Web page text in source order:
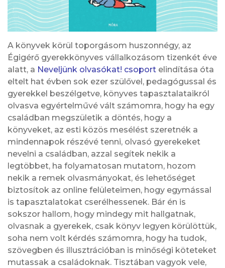
A könyvek körül toporgásom huszonnégy, az
Égigérő gyerekkönyves vállalkozásom tizenkét éve
alatt, a Neveljünk olvasókat! csoport elindítása óta
eltelt hat évben sok ezer szülővel, pedagógussal és
gyerekkel beszélgetve, könyves tapasztalataikról
olvasva egyértelművé vált számomra, hogy ha egy
családban megszületik a döntés, hogy a
könyveket, az esti közös mesélést szeretnék a
mindennapok részévé tenni, olvasó gyerekeket
nevelni a családban, azzal segítek nekik a
legtöbbet, ha folyamatosan mutatom, hozom
nekik a remek olvasmányokat, és lehetőséget
biztosítok az online felületeimen, hogy egymással
is tapasztalatokat cserélhessenek. Bár én is
sokszor hallom, hogy mindegy mit hallgatnak,
olvasnak a gyerekek, csak könyv legyen körülöttük,
soha nem volt kérdés számomra, hogy ha tudok,
szövegben és illusztrációban is minőségi köteteket
mutassak a családoknak. Tisztában vagyok vele,